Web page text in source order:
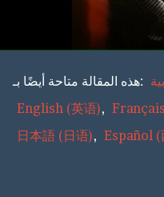
هذه المقالة متاحة أيضًا بـ:
English(英语) Français
日本語(日语) Español(